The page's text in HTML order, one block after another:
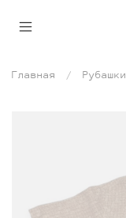
Главная Рубашки